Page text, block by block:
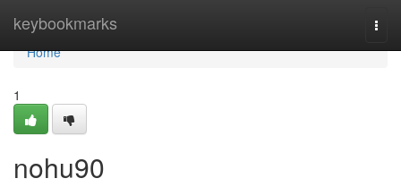
keybookmarks
Home
Home
1
nohu90